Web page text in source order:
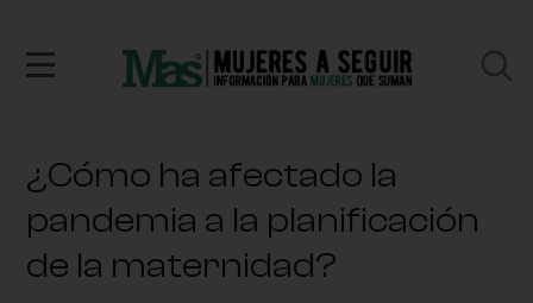
¿Cómo ha afectado la
pandemia a la planificación
de la maternidad?